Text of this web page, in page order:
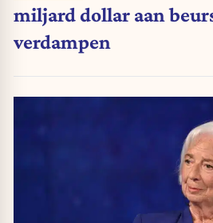
miljard dollar aan
verdampen